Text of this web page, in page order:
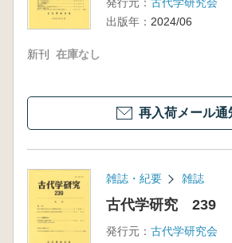
出版年： 2024/06
新刊 在庫なし
再入荷メール通
雑誌・紀要 雑誌
古代学研究 239
発行元： 古代学研究会